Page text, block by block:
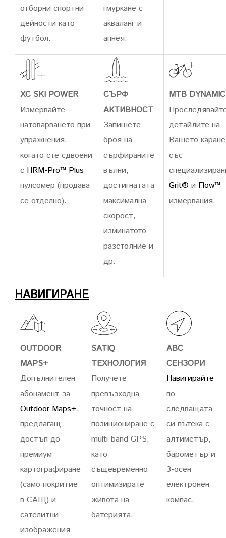
отборни спортни
дейности като
футбол.
гмуркане с
акваланг и
апнея.
XC SKI POWER
Измервайте
натоварването при
упражнения,
когато сте сдвоени
с HRM-Pro™ Plus
пулсомер (продава
се отделно).
СЪРФ
АКТИВНОСТ
Запишете
броя на
сърфираните
вълни,
достигнатата
максимална
скорост,
изминатото
разстояние и
др.
MTB
детайлите на
Вашето каране
със
Grit® и Flow™
измервания.
НАВИГИРАНЕ
OUTDOOR
MAPS+
Допълнителен
абонамент за
Outdoor Maps+,
предлагащ
достъп до
премиум
картографиране
(само покритие
в САЩ) и
сателитни
изображения
SATIQ
ТЕХНОЛОГИЯ
Получете
превъзходна
точност на
позициониране с
multi-band GPS,
като
същевременно
оптимизирате
живота на
батерията.
ABC
СЕНЗОРИ
Навигирайте
по
следващата
си пътека с
алтиметър,
барометър и
3-осен
електронен
компас.